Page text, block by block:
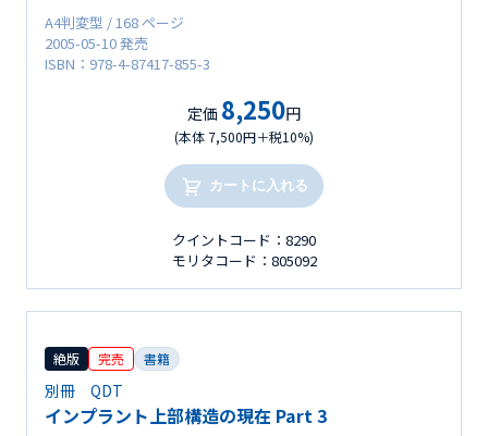
A4判変型 / 168 ページ
2005-05-10 発売
ISBN：978-4-87417-855-3
定価 8,250円
(本体 7,500円＋税10%)
カートに入れる
クイントコード：8290
モリタコード：805092
絶版 完売 書籍
別冊 QDT
インプラント上部構造の現在 Part 3